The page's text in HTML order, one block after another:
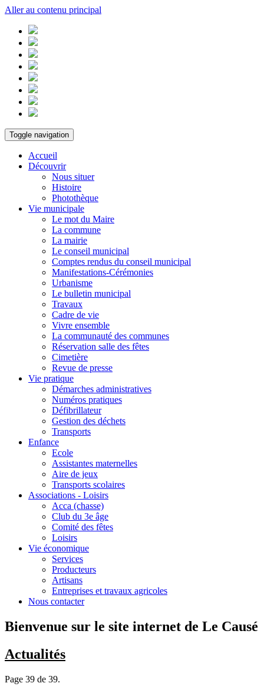
Aller au contenu principal
Toggle navigation
Accueil
Découvrir
Nous situer
Histoire
Photothèque
Vie municipale
Le mot du Maire
La commune
La mairie
Le conseil municipal
Comptes rendus du conseil municipal
Manifestations-Cérémonies
Urbanisme
Le bulletin municipal
Travaux
Cadre de vie
Vivre ensemble
La communauté des communes
Réservation salle des fêtes
Cimetière
Revue de presse
Vie pratique
Démarches administratives
Numéros pratiques
Défibrillateur
Gestion des déchets
Transports
Enfance
Ecole
Assistantes maternelles
Aire de jeux
Transports scolaires
Associations - Loisirs
Acca (chasse)
Club du 3e âge
Comité des fêtes
Loisirs
Vie économique
Services
Producteurs
Artisans
Entreprises et travaux agricoles
Nous contacter
Bienvenue sur le site internet de Le Causé
Actualités
Page 39 de 39.